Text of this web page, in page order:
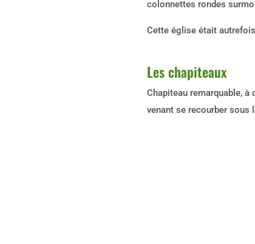
colonnettes rondes
Cette église était
Les chapiteaux
Chapiteau remarquable, à
venant se recourber sous